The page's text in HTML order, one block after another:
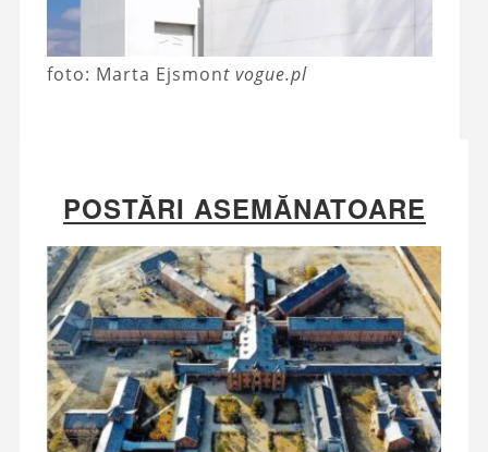
foto: Marta Ejsmont vogue.pl
POSTĂRI ASEMĂNATOARE